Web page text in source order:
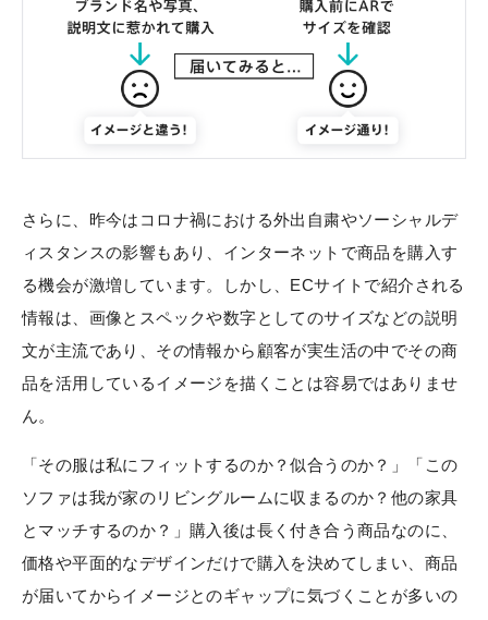
さらに、昨今はコロナ禍における外出自粛やソーシャルデ
ィスタンスの影響もあり、インターネットで商品を購入す
る機会が激増しています。しかし、ECサイトで紹介される
情報は、画像とスペックや数字としてのサイズなどの説明
文が主流であり、その情報から顧客が実生活の中でその商
品を活用しているイメージを描くことは容易ではありませ
ん。
「その服は私にフィットするのか？似合うのか？」「この
ソファは我が家のリビングルームに収まるのか？他の家具
とマッチするのか？」購入後は長く付き合う商品なのに、
価格や平面的なデザインだけで購入を決めてしまい、商品
が届いてからイメージとのギャップに気づくことが多いの